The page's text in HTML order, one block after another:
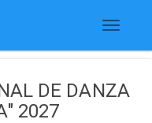
Toggle
DE DANZA
2027